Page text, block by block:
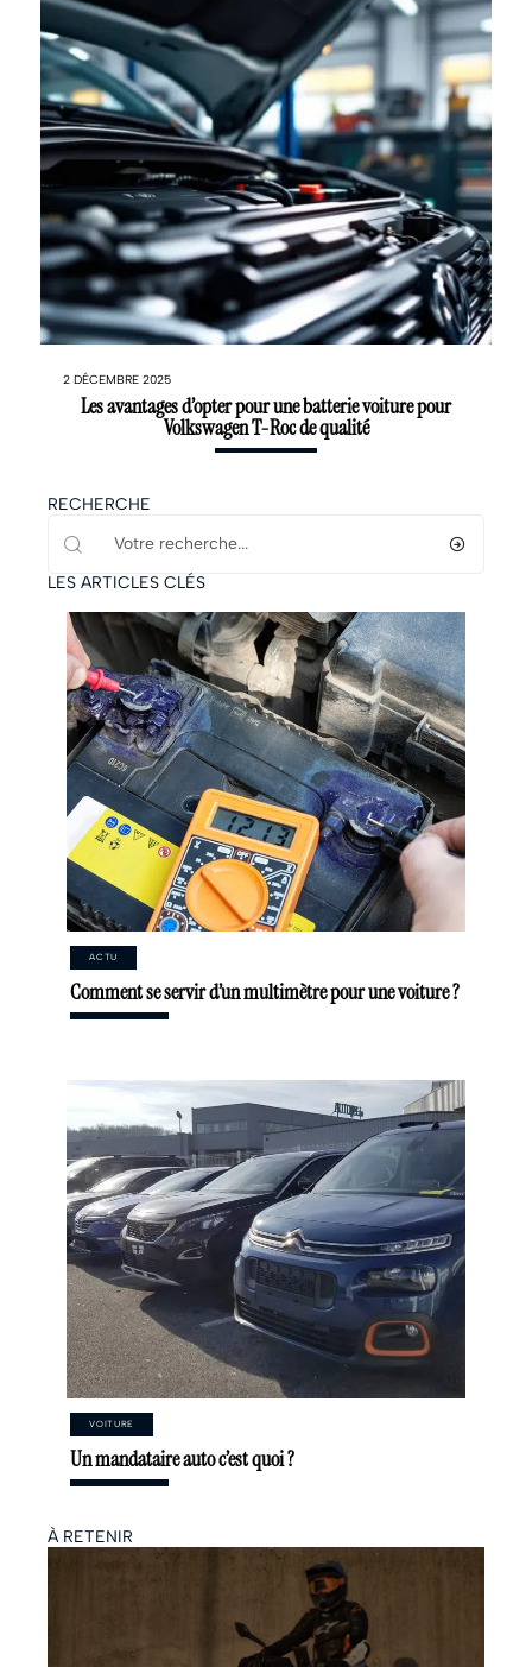
2 DÉCEMBRE 2025
Les avantages d’opter pour une batterie voiture pour
Volkswagen T-Roc de qualité
RECHERCHE
LES ARTICLES CLÉS
ACTU
Comment se servir d’un multimètre pour une voiture ?
VOITURE
Un mandataire auto c’est quoi ?
À RETENIR